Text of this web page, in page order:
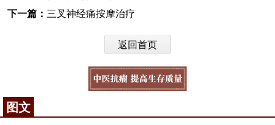
下一篇： 三叉神经痛按摩治疗
返回首页
图文